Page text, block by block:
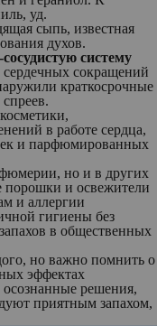
уд.
сыпь, известная
духов.
систему
сердечных сокращений
краткосрочные
в работе сердца,
и парфюмированных
но и в других
порошки и освежители
и аллергии
гигиены без
в общественных
но важно помнить о
эффектах
решения,
приятным запахом,